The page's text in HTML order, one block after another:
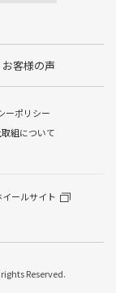
お客様の声
ーポリシー
組について
ールサイト
Reserved.
ル交換/その他